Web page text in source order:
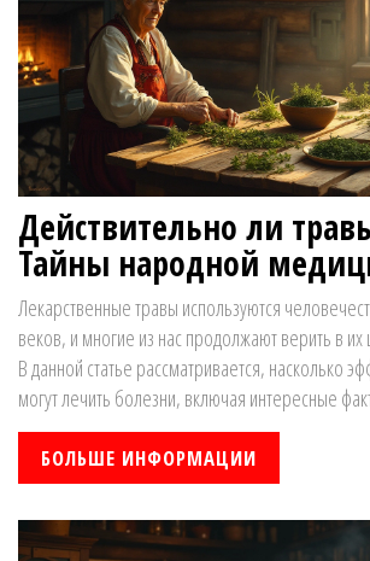
Действительно ли
Тайны народной
Лекарственные травы используются
веков, и многие из нас продолжают верить в
В данной статье рассматривается, насколько
могут лечить болезни, включая интересные
также разберем, какие растения считаются
их правильно применять, чтобы избежать
Откроем секреты, в чем же сила природы и как
интегрировать фитотерапию в современную
БОЛЬШЕ ИНФОРМАЦИИ